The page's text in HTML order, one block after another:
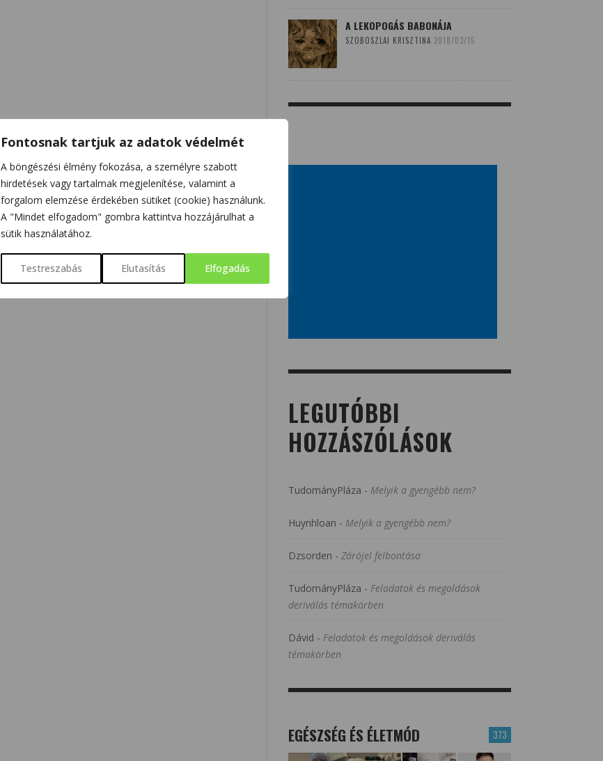
Fontosnak tartjuk az adatok védelmét
A böngészési élmény fokozása, a személyre szabott
hirdetések vagy tartalmak megjelenítése, valamint a
forgalom elemzése érdekében sütiket (cookie) használunk.
A "Mindet elfogadom" gombra kattintva hozzájárulhat a
sütik használatához.
Testreszabás Elutasítás Elfogadás
A LEKOPOGÁS BABONÁJA
SZOBOSZLAI KRISZTINA 2018/03/15
LEGUTÓBBI
HOZZÁSZÓLÁSOK
TudományPláza - Melyik a gyengébb nem?
Huynhloan - Melyik a gyengébb nem?
Dzsorden - Zárójel felbontása
TudományPláza - Feladatok és megoldások
deriválás témakörben
Dávid - Feladatok és megoldások deriválás
témakörben
373
EGÉSZSÉG ÉS ÉLETMÓD